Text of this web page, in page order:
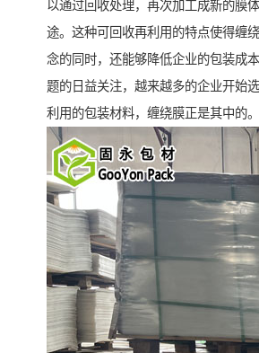
以通过回收处理，再次加工成新的膜
途。这种可回收再利用的特点使得缠
念的同时，还能够降低企业的包装成
题的日益关注，越来越多的企业开始
利用的包装材料，缠绕膜正是其中的。